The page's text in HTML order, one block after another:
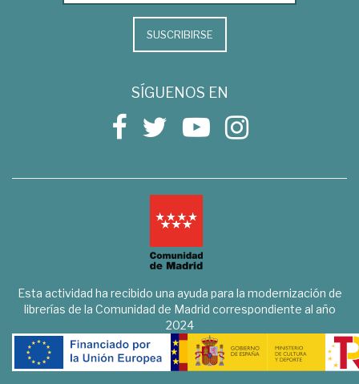
SUSCRIBIRSE
SÍGUENOS EN
Esta actividad ha recibido una ayuda para la modernización de
librerías de la Comunidad de Madrid correspondiente al año
2024